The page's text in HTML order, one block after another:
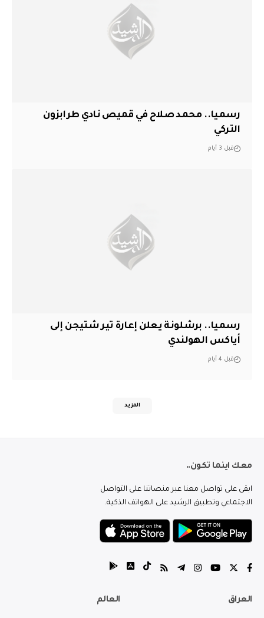
رسميا.. محمد صلاح في قميص نادي طرابزون
التركي
قبل 3 أيام
رسميا.. برشلونة يعلن إعارة تير شتيجن إلى
أياكس الهولندي
قبل 4 أيام
المزيد
معك اينما تكون..
ابقى على تواصل معنا عبر منصاتنا على التواصل
الاجتماعي وتطبيق الرشيد على الهواتف الذكية.
العراق العالم